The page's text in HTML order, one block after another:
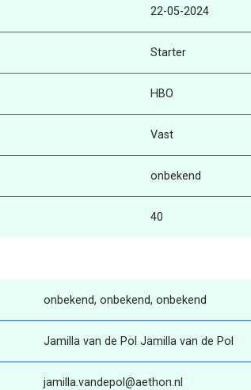
22-05-2024
Starter
HBO
Vast
onbekend
40
onbekend, onbekend, onbekend
Jamilla van de Pol Jamilla van de Pol
jamilla.vandepol@aethon.nl